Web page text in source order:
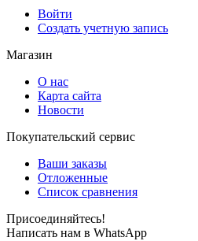
Войти
Создать учетную запись
Магазин
О нас
Карта сайта
Новости
Покупательский сервис
Ваши заказы
Отложенные
Список сравнения
Присоединяйтесь!
Написать нам в WhatsApp